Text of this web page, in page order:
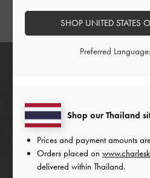
Shop our Thailand
Prices and payment amounts
Orders placed on
delivered within Thailand.
SHOP UNITED STATES
Preferred Language: